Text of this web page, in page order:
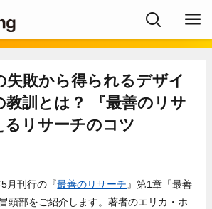
失敗から得られるデザイ
教訓とは？ 『最善のリサ
るリサーチのコツ
月刊行の『最善のリサーチ』第1章「最善
頭部をご紹介します。著者のエリカ・ホ